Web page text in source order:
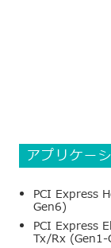
アプリケー
PCI Express
Gen6)
PCI Express
Tx/Rx (Gen1-